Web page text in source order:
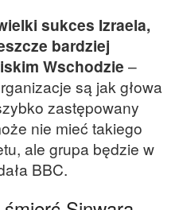
sukces Izraela,
bardziej
Wschodzie –
są jak głowa
zastępowany
nie mieć takiego
ale grupa będzie w
BBC.